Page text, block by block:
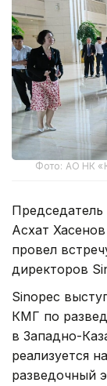
Фото: АО НК
Асхат
провел
директоров
Sinopec
КМГ по
в Западно-
реализуется
разведочный